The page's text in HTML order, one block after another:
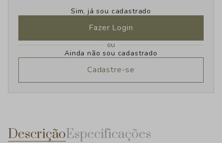
Sim, já sou cadastrado
Fazer Login
ou
Ainda não sou cadastrado
Cadastre-se
DescriçãoEspecificações